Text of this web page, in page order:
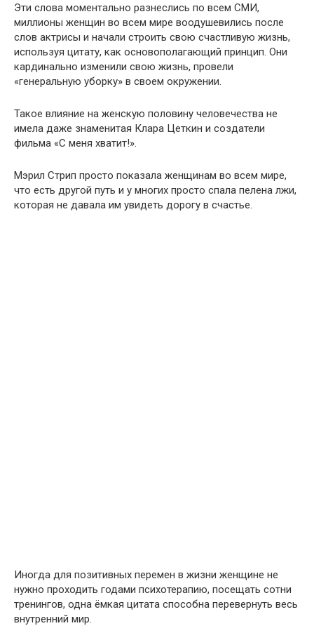
Эти слова моментально разнеслись по всем СМИ,
миллионы женщин во всем мире воодушевились после
слов актрисы и начали строить свою счастливую жизнь,
используя цитату, как основополагающий принцип. Они
кардинально изменили свою жизнь, провели
«генеральную уборку» в своем окружении.
Такое влияние на женскую половину человечества не
имела даже знаменитая Клара Цеткин и создатели
фильма «С меня хватит!».
Мэрил Стрип просто показала женщинам во всем мире,
что есть другой путь и у многих просто спала пелена лжи,
которая не давала им увидеть дорогу в счастье.
Иногда для позитивных перемен в жизни женщине не
нужно проходить годами психотерапию, посещать сотни
тренингов, одна ёмкая цитата способна перевернуть весь
внутренний мир.